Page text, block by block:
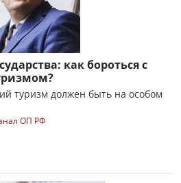
как бороться с
туризм должен быть на особом
ОП РФ